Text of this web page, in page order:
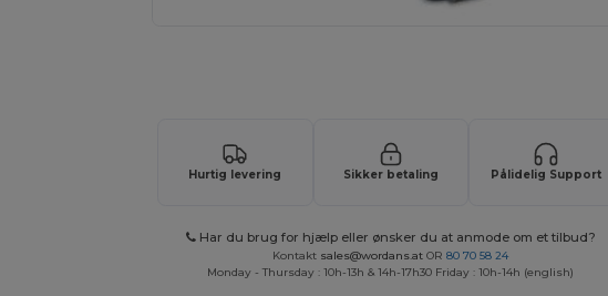
Hurtig levering Sikker betaling Pålidelig Support
Har du brug for hjælp eller ønsker du at anmode om et tilbud?
Kontakt sales@wordans.at OR80 70 58 24
Monday - Thursday : 10h-13h & 14h-17h30 Friday : 10h-14h (english)